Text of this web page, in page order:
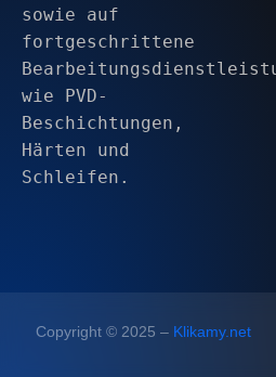
sowie auf
fortgeschrittene
wie PVD-
Beschichtungen,
Härten und
Schleifen.
Copyright © 2025 – Klikamy.net